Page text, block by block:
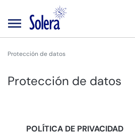
Protección de datos
Protección de datos
POLÍTICA DE PRIVACIDAD